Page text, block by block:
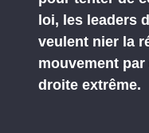
loi, les leaders
veulent nier la
mouvement
droite extrême.